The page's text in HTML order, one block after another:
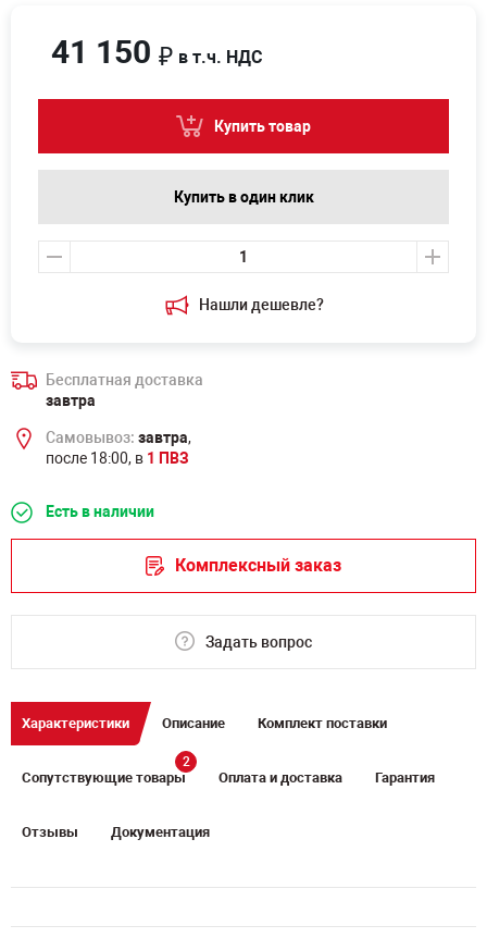
Нашли дешевле?
41 150 ₽ в т.ч. НДС
Купить товар
Купить в один клик
Бесплатная доставка
завтра
Самовывоз: завтра,
после 18:00, в 1 ПВЗ
Есть в наличии
Комплексный заказ
Задать вопрос
Характеристики Описание Комплект поставки
Сопутствующие товары
2
Оплата и доставка Гарантия
Отзывы Документация